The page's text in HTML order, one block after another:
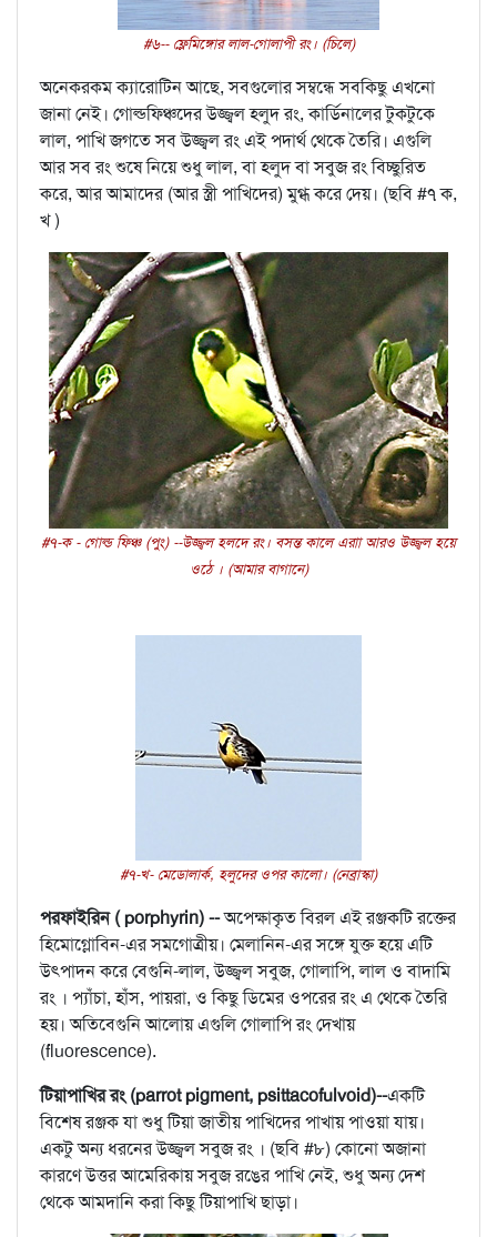
#৬-- ফ্লেমিঙ্গোর লাল-গোলাপী রং। (চিলে)
অনেকরকম ক্যারোটিন আছে, সবগুলোর সম্বন্ধে সবকিছু এখনো
জানা নেই। গোল্ডফিঞ্চদের উজ্জ্বল হলুদ রং, কার্ডিনালের টুকটুকে
লাল, পাখি জগতে সব উজ্জ্বল রং এই পদার্থ থেকে তৈরি। এগুলি
আর সব রং শুষে নিয়ে শুধু লাল, বা হলুদ বা সবুজ রং বিচ্ছুরিত
করে, আর আমাদের (আর স্ত্রী পাখিদের) মুগ্ধ করে দেয়। (ছবি #৭ ক,
খ )
#৭-ক - গোল্ড ফিঞ্চ (পুং) --উজ্জ্বল হলদে রং। বসন্ত কালে এরাা আরও উজ্জ্বল হয়ে
ওঠে । (আমার বাগানে)
#৭-খ- মেডোলার্ক, হলুদের ওপর কালো। (নেব্রাস্কা)
পরফাইরিন ( porphyrin) --অপেক্ষাকৃত বিরল এই রঞ্জকটি রক্তের
হিমোগ্লোবিন-এর সমগোত্রীয়। মেলানিন-এর সঙ্গে যুক্ত হয়ে এটি
উৎপাদন করে বেগুনি-লাল, উজ্জ্বল সবুজ, গোলাপি, লাল ও বাদামি
রং । প্যাঁচা, হাঁস, পায়রা, ও কিছু ডিমের ওপরের রং এ থেকে তৈরি
হয়। অতিবেগুনি আলোয় এগুলি গোলাপি রং দেখায়
(fluorescence).
টিয়াপাখির রং (parrot pigment, psittacofulvoid)--একটি
বিশেষ রঞ্জক যা শুধু টিয়া জাতীয় পাখিদের পাখায় পাওয়া যায়।
একটু অন্য ধরনের উজ্জ্বল সবুজ রং । (ছবি #৮) কোনো অজানা
কারণে উত্তর আমেরিকায় সবুজ রঙের পাখি নেই, শুধু অন্য দেশ
থেকে আমদানি করা কিছু টিয়াপাখি ছাড়া।